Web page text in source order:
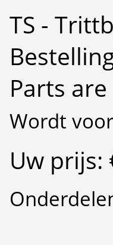
TS -
Parts
Wordt
Uw prijs: